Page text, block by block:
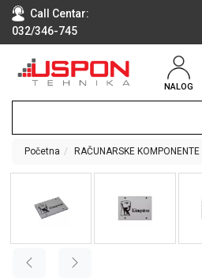
Call Centar:
032/346-745
NALOG
RAČUNARI
TEHNIKA
OPREMA
AUDIO,
VIDEO
Početna RAČUNARSKE KOMPONENTE